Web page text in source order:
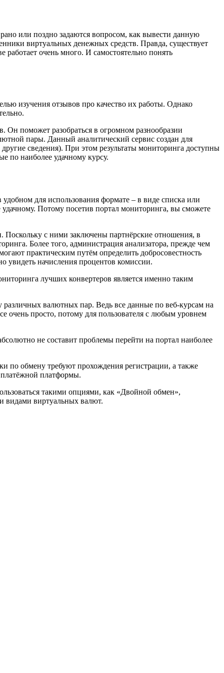
или поздно задаются вопросом, как вывести данную
виртуальных денежных средств. Правда, существует
работает очень много. И самостоятельно понять
изучения отзывов про качество их работы. Однако
Он поможет разобраться в огромном разнообразии
пары. Данный аналитический сервис создан для
сведения). При этом результаты мониторинга доступны
по наиболее удачному курсу.
для использования формате – в виде списка или
Потому посетив портал мониторинга, вы сможете
Поскольку с ними заключены партнёрские отношения, в
Более того, администрация анализатора, прежде чем
практическим путём определить добросовестность
увидеть начисления процентов комиссии.
лучших конвертеров является именно таким
валютных пар. Ведь все данные по веб-курсам на
очень просто, потому для пользователя с любым уровнем
не составит проблемы перейти на портал наиболее
по обмену требуют прохождения регистрации, а также
платформы.
такими опциями, как «Двойной обмен»,
видами виртуальных валют.